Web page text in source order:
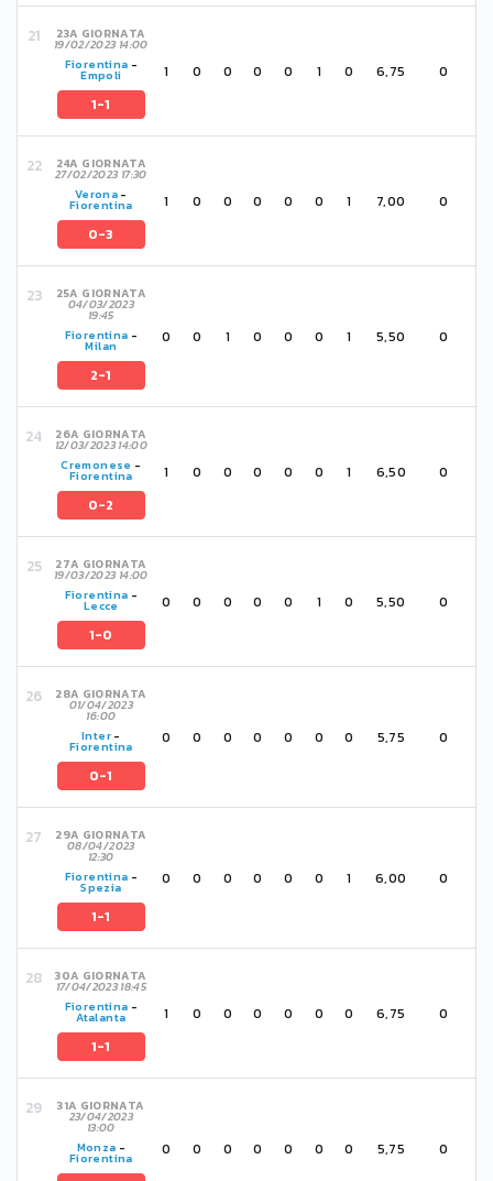
23A GIORNATA
19/02/2023 14:00
Fiorentina -
Empoli
1-1
1 0 0 0 0 1 0 6,75 0
24A GIORNATA
27/02/2023 17:30
Verona -
Fiorentina
0-3
1 0 0 0 0 0 1 7,00 0
25A GIORNATA
04/03/2023
19:45
Fiorentina -
Milan
2-1
0 0 1 0 0 0 1 5,50 0
26A GIORNATA
12/03/2023 14:00
Cremonese -
Fiorentina
0-2
1 0 0 0 0 0 1 6,50 0
27A GIORNATA
19/03/2023 14:00
Fiorentina -
Lecce
1-0
0 0 0 0 0 1 0 5,50 0
28A GIORNATA
01/04/2023
16:00
Inter-
Fiorentina
0-1
0 0 0 0 0 0 0 5,75 0
29A GIORNATA
08/04/2023
12:30
Fiorentina -
Spezia
1-1
0 0 0 0 0 0 1 6,00 0
30A GIORNATA
17/04/2023 18:45
Fiorentina -
Atalanta
1-1
1 0 0 0 0 0 0 6,75 0
31A GIORNATA
23/04/2023
13:00
Monza -
Fiorentina 0 0 0 0 0 0 0 5,75 0